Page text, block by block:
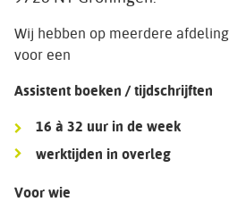
Wij hebben op meerdere
voor een
Assistent boeken / tijdschrijften
16 à 32 uur in de week
werktijden in overleg
Voor wie